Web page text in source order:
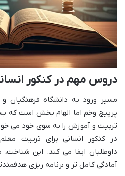
دروس مهم در کنکور
مسیر ورود به دانشگاه فرهنگیان
پرپیچ وخم اما الهام بخش است که
تربیت و آموزش را به سوی خود می
در کنکور انسانی برای تربیت
داوطلبان ایفا می کند. این
آمادگی کامل تر و برنامه ریزی